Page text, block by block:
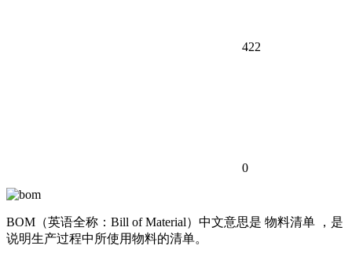
422
0
BOM（英语全称：Bill of Material）中文意思是 物料清单 ，是
说明生产过程中所使用物料的清单。